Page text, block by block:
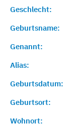
Geschlecht:
Geburtsname:
Genannt:
Alias:
Geburtsdatum:
Geburtsort:
Wohnort: